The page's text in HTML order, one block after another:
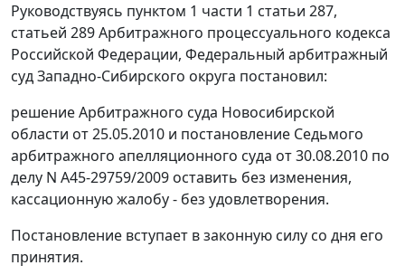
Руководствуясь пунктом 1 части 1 статьи 287,
статьей 289Арбитражного процессуального кодекса
Российской Федерации, Федеральный арбитражный
суд Западно-Сибирского округа постановил:
решение Арбитражного суда Новосибирской
области от 25.05.2010 и постановление Седьмого
арбитражного апелляционного суда от 30.08.2010 по
делу N А45-29759/2009 оставить без изменения,
кассационную жалобу - без удовлетворения.
Постановление вступает в законную силу со дня его
принятия.